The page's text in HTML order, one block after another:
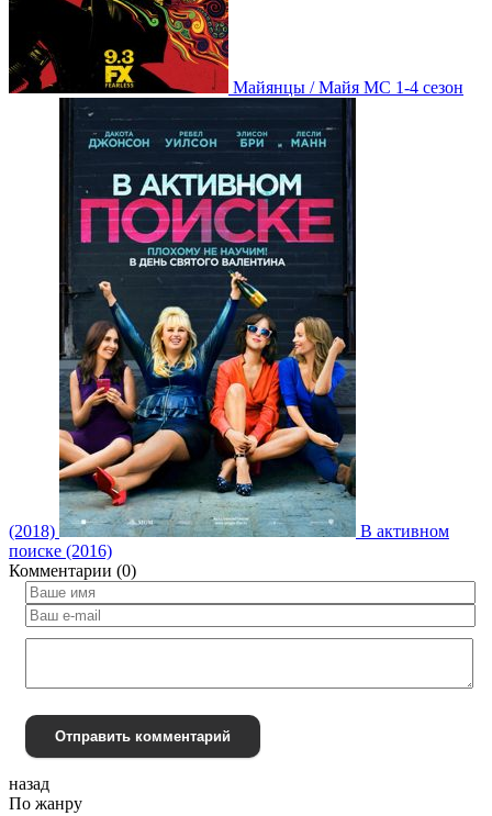
Майянцы / Майя МС 1-4 сезон
(2018)
В активном
поиске (2016)
Комментарии (0)
Отправить комментарий
назад
По жанру